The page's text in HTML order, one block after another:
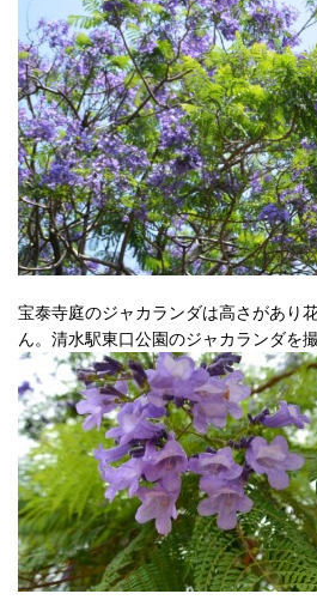
宝泰寺庭のジャカランダは高さがあり
ん。清水駅東口公園のジャカランダを